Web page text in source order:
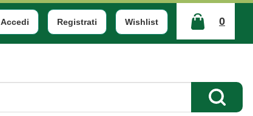
Accedi Registrati Wishlist 0
ARTICOLI
INSERITI
Cerca